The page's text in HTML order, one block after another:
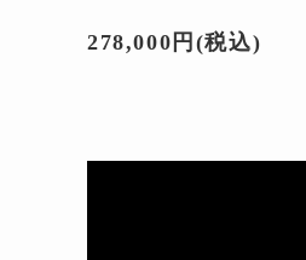
278,000円(税込)